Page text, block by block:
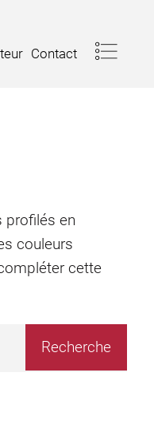
Contact
profilés en
couleurs
cette